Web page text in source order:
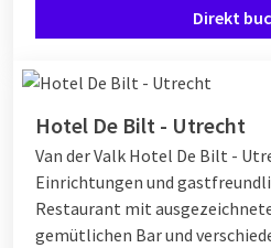
Direkt
Hotel De Bilt - Utrecht
Van der Valk Hotel De Bilt -
Einrichtungen und
Restaurant mit
gemütlichen Bar und